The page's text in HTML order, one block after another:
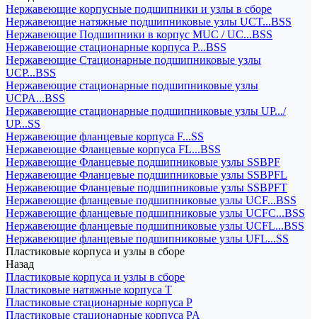
Нержавеющие корпусные подшипники и узлы в сборе
Нержавеющие натяжные подшипниковые узлы UCT...BSS
Нержавеющие Подшипники в корпус MUC / UC...BSS
Нержавеющие стационарные корпуса P...BSS
Нержавеющие Стационарные подшипниковые узлы
UCP...BSS
Нержавеющие стационарные подшипниковые узлы
UCPA...BSS
Нержавеющие стационарные подшипниковые узлы UP.../
UP...SS
Нержавеющие фланцевые корпуса F...SS
Нержавеющие Фланцевые корпуса FL...BSS
Нержавеющие Фланцевые подшипниковые узлы SSBPF
Нержавеющие Фланцевые подшипниковые узлы SSBPFL
Нержавеющие Фланцевые подшипниковые узлы SSBPFT
Нержавеющие фланцевые подшипниковые узлы UCF...BSS
Нержавеющие фланцевые подшипниковые узлы UCFC...BSS
Нержавеющие фланцевые подшипниковые узлы UCFL...BSS
Нержавеющие фланцевые подшипниковые узлы UFL...SS
Пластиковые корпуса и узлы в сборе
Назад
Пластиковые корпуса и узлы в сборе
Пластиковые натяжные корпуса T
Пластиковые стационарные корпуса P
Пластиковые стационарные корпуса PA